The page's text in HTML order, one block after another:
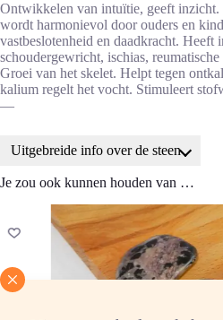
Ontwikkelen van intuïtie, geeft
wordt harmonievol door ouders en
vastbeslotenheid en daadkracht.
schoudergewricht, ischias,
Groei van het skelet. Helpt tegen
kalium regelt het vocht. Stimuleert
—
Uitgebreide info over de steen
Toepassingen charoiet
Activeert wilskracht, werklust en
gebied, verlicht en reinigt de geest.
Tegen geestesziekten.
Ontwikkelen van intuïtie, geeft inzicht.
Je zou ook kunnen houden van …